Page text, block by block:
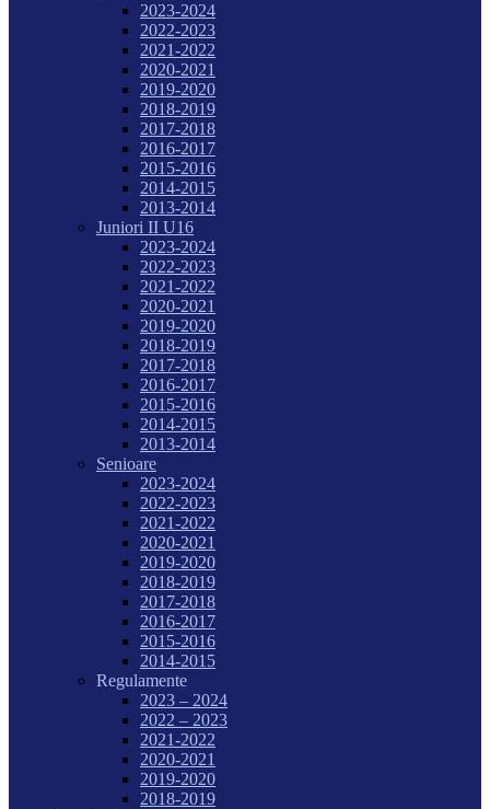
2023-2024
2022-2023
2021-2022
2020-2021
2019-2020
2018-2019
2017-2018
2016-2017
2015-2016
2014-2015
2013-2014
Juniori II U16
2023-2024
2022-2023
2021-2022
2020-2021
2019-2020
2018-2019
2017-2018
2016-2017
2015-2016
2014-2015
2013-2014
Senioare
2023-2024
2022-2023
2021-2022
2020-2021
2019-2020
2018-2019
2017-2018
2016-2017
2015-2016
2014-2015
Regulamente
2023 – 2024
2022 – 2023
2021-2022
2020-2021
2019-2020
2018-2019